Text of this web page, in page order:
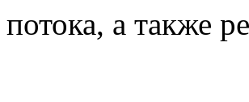
потока, а также